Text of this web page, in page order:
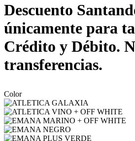
Descuento
únicamente para
Crédito y Débito.
transferencias.
Color